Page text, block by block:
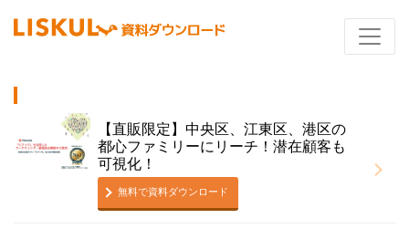
【直販限定】中央区、江東区、港区の
都心ファミリーにリーチ！潜在顧客も
可視化！
無料で資料ダウンロード